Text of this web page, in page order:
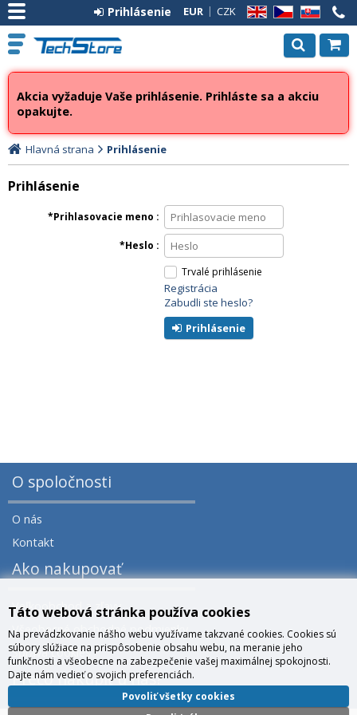
EN CZ SK
EUR CZK
Prihlásenie
Akcia vyžaduje Vaše prihlásenie. Prihláste sa a akciu
opakujte.
Hlavná strana Prihlásenie
Prihlásenie
Prihlasovacie meno
Heslo
Trvalé prihlásenie
Registrácia
Zabudli ste heslo?
Prihlásenie
O spoločnosti
O nás
Kontakt
Ako nakupovať
Veľkoobchod a zľavy
Všeobecné obchodné podmienky
Správa cookies
Prečo nakúpiť u nás?
Táto webová stránka používa cookies
Na prevádzkovanie nášho webu využívame takzvané cookies. Cookies sú
súbory slúžiace na prispôsobenie obsahu webu, na meranie jeho
funkčnosti a všeobecne na zabezpečenie vašej maximálnej spokojnosti.
Dajte nám vedieť o svojich preferenciách.
Povoliť všetky cookies